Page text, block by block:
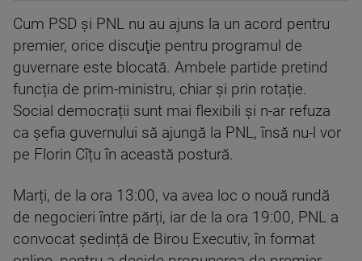
Cum PSD și PNL nu au ajuns la un acord pentru
premier, orice discuţie pentru programul de
guvernare este blocată. Ambele partide pretind
funcția de prim-ministru, chiar și prin rotație.
Social democrații sunt mai flexibili și n-ar refuza
ca șefia guvernului să ajungă la PNL, însă nu-l vor
pe Florin Cîțu în această postură.
Marți, de la ora 13:00, va avea loc o nouă rundă
de negocieri între părți, iar de la ora 19:00, PNL a
convocat ședință de Birou Executiv, în format